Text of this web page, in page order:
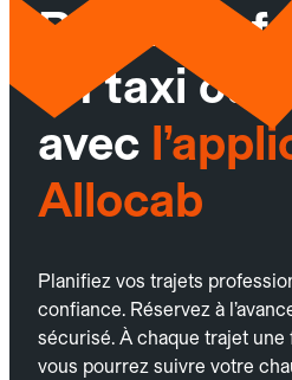
Réservez
un taxi ou
avec
Allocab
Planifiez vos trajets
confiance. Réservez à
sécurisé. À chaque trajet
vous pourrez suivre votre